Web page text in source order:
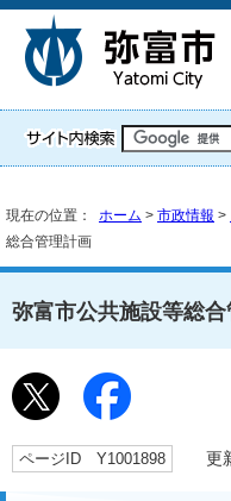
現在の位置： ホーム > 市政情報 >
総合管理計画
弥富市公共施設等総
ページID Y1001898 更